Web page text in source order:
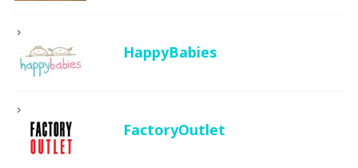
HappyBabies
FactoryOutlet